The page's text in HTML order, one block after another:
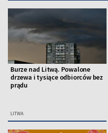
Burze nad Litwą. Powalone
drzewa i tysiące odbiorców bez
prądu
LITWA